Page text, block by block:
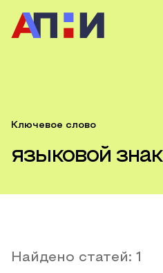
Ключевое слово
языковой знак
Найдено статей: 1